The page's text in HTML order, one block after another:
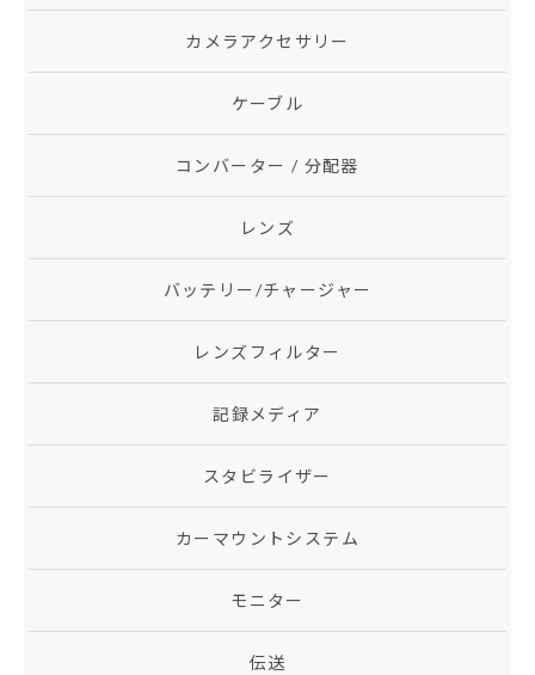
カメラアクセサリー
ケーブル
コンバーター / 分配器
レンズ
バッテリー/チャージャー
レンズフィルター
記録メディア
スタビライザー
カーマウントシステム
モニター
伝送